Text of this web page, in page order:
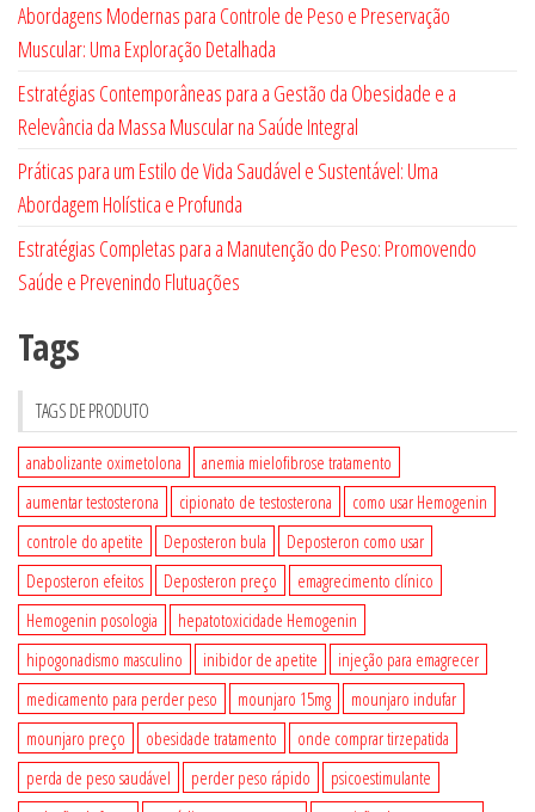
Abordagens Modernas para Controle de Peso e Preservação
Muscular: Uma Exploração Detalhada
Estratégias Contemporâneas para a Gestão da Obesidade e a
Relevância da Massa Muscular na Saúde Integral
Práticas para um Estilo de Vida Saudável e Sustentável: Uma
Abordagem Holística e Profunda
Estratégias Completas para a Manutenção do Peso: Promovendo
Saúde e Prevenindo Flutuações
Tags
TAGS DE PRODUTO
anabolizante oximetolona
anemia mielofibrose tratamento
aumentar testosterona
cipionato de testosterona
como usar Hemogenin
controle do apetite
Deposteron bula
Deposteron como usar
Deposteron efeitos
Deposteron preço
emagrecimento clínico
Hemogenin posologia
hepatotoxicidade Hemogenin
hipogonadismo masculino
inibidor de apetite
injeção para emagrecer
medicamento para perder peso
mounjaro 15mg
mounjaro indufar
mounjaro preço
obesidade tratamento
onde comprar tirzepatida
perda de peso saudável
perder peso rápido
psicoestimulante